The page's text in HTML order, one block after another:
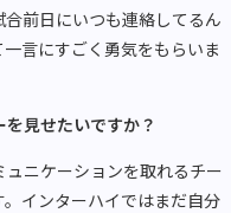
前日にいつも連絡してるん
言にすごく勇気をもらいま
見せたいですか？
ニケーションを取れるチー
インターハイではまだ自分